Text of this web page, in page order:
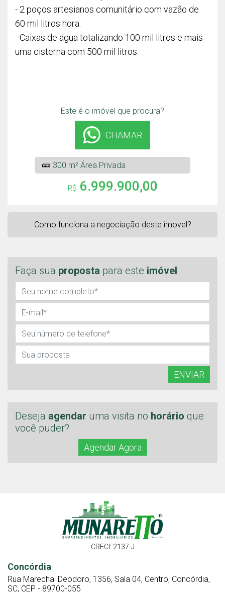
Faça sua proposta para este imóvel
ENVIAR
Deseja agendar uma visita no horário que
você puder?
Agendar Agora
- 2 poços artesianos comunitário com vazão de
60 mil litros hora.
- Caixas de água totalizando 100 mil litros e mais
uma cisterna com 500 mil litros.
Este é o imóvel que procura?
CHAMAR
300 m² Área Privada
R$ 6.999.900,00
Como funciona a negociação deste imovel?
CRECI: 2137-J
Concórdia
Rua Marechal Deodoro, 1356, Sala 04, Centro, Concórdia,
SC, CEP - 89700-055